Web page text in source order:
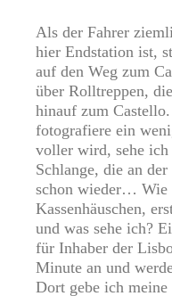
Als der Fahrer
hier Endstation ist,
auf den Weg zum
über Rolltreppen,
hinauf zum
fotografiere ein
voller wird, sehe ich
Schlange, die an
schon wieder… Wie
Kassenhäuschen,
und was sehe ich?
für Inhaber der
Minute an und
Dort gebe ich